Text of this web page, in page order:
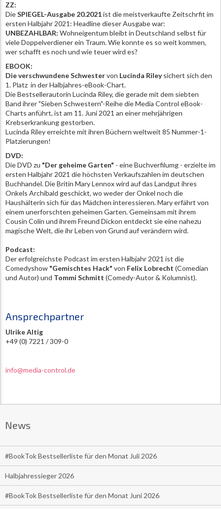
ZZ:
DieSPIEGEL-Ausgabe 20.2021ist die meistverkaufte Zeitschrfit im
ersten Halbjahr 2021: Headline dieser Ausgabe war:
UNBEZAHLBAR: Wohneigentum bleibt in Deutschland selbst für
viele Doppelverdiener ein Traum. Wie konnte es so weit kommen,
wer schafft es noch und wie teuer wird es?
EBOOK:
Die verschwundene Schwestervon Lucinda Rileysichert sich den
1. Platz in der Halbjahres-eBook-Chart.
Die Bestsellerautorin Lucinda Riley, die gerade mit dem siebten
Band ihrer "Sieben Schwestern"-Reihe die Media Control eBook-
Charts anführt, ist am 11. Juni 2021 an einer mehrjährigen
Krebserkrankung gestorben.
Lucinda Riley erreichte mit ihren Büchern weltweit 85 Nummer-1-
Platzierungen!
DVD:
Die DVD zu "Der geheime Garten" - eine Buchverfilumg - erzielte im
ersten Halbjahr 2021 die höchsten Verkaufszahlen im deutschen
Buchhandel. Die Britin Mary Lennox wird auf das Landgut ihres
Onkels Archibald geschickt, wo weder der Onkel noch die
Haushälterin sich für das Mädchen interessieren. Mary erfährt von
einem unerforschten geheimen Garten. Gemeinsam mit ihrem
Cousin Colin und ihrem Freund Dickon entdeckt sie eine nahezu
magische Welt, die ihr Leben von Grund auf verändern wird.
Podcast:
Der erfolgreichste Podcast im ersten Halbjahr 2021 ist die
Comedyshow "Gemischtes Hack" von Felix Lobrecht (Comedian
und Autor) und Tommi Schmitt (Comedy-Autor & Kolumnist).
Ansprechpartner
Ulrike Altig
+49 (0) 7221 / 309-0
info@media-control.de
News
#BookTok Bestsellerliste für den Monat Juli 2026
Halbjahressieger 2026
#BookTok Bestsellerliste für den Monat Juni 2026